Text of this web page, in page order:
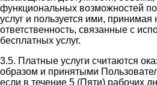
функциональных возможностей
услуг и пользуется ими, принимая
ответственность, связанные с
бесплатных услуг.
3.5. Платные услуги считаются
образом и принятыми
если в течение 5 (Пяти) рабочих